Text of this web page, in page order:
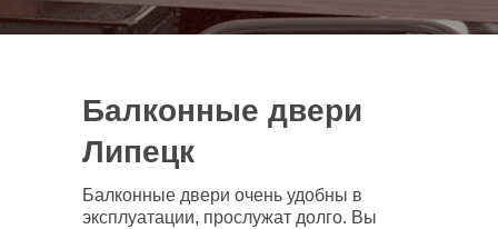
Балконные двери
Липецк
Балконные двери очень удобны в
эксплуатации, прослужат долго. Вы